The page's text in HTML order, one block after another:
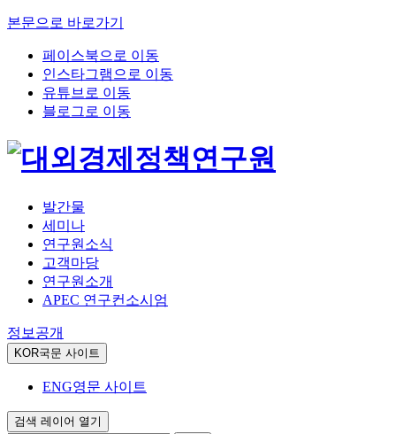
본문으로 바로가기
페이스북으로 이동
인스타그램으로 이동
유튜브로 이동
블로그로 이동
발간물
세미나
연구원소식
고객마당
연구원소개
APEC 연구컨소시엄
정보공개
KOR국문 사이트
ENG영문 사이트
검색 레이어 열기